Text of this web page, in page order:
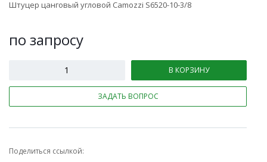
Штуцер цанговый угловой Camozzi S6520-10-3/8
по запросу
В КОРЗИНУ
ЗАДАТЬ ВОПРОС
Поделиться ссылкой: